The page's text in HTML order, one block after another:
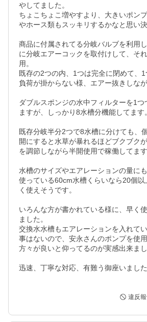
やしてました。
ちょこちょこ増やすより、大きいポン
やホース類もスッキリするかなと思い決
商品に付属されてる分岐バルブを利用
に分岐エアーコックを取付けして、そ
用。
既存の2つの内、1つは完全に閉めて、
負荷が掛からない様、エアー抜きしな
ダブルスポンジの水中フィルターを1つ
ますが、しっかり8水槽分機能してます。
既存分岐半分2つで8水槽に分けても、
開にすると水草が暴れるほどブクブク
を調節しながら半開使用で稼働してます
水槽のサイズやエアレーションの量に
使っている60cm水槽くらいなら20個
く使えそうです。
いろんな方が書かれている様に、早く
ました。
交換水水槽もエアレーションを入れて
事はないので、安永さんのポンプを使
方々が良いと仰ってるのが実感出来まし
迅速、丁寧な対応、有難う御座いました
違反